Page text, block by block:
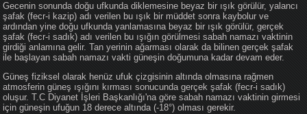
Gecenin sonunda doğu ufkunda diklemesine beyaz bir ışık görülür, yalancı
şafak (fecr-i kazip) adı verilen bu ışık bir müddet sonra kaybolur ve
ardından yine doğu ufkunda yanlamasına beyaz bir ışık görülür, gerçek
şafak (fecr-i sadık) adı verilen bu ışığın görülmesi sabah namazı vaktinin
girdiği anlamına gelir. Tan yerinin ağarması olarak da bilinen gerçek şafak
ile başlayan sabah namazı vakti güneşin doğumuna kadar devam eder.
Güneş fiziksel olarak henüz ufuk çizgisinin altında olmasına rağmen
atmosferin güneş ışığını kırması sonucunda gerçek şafak (fecr-i sadık)
oluşur. T.C Diyanet İşleri Başkanlığı'na göre sabah namazı vaktinin girmesi
için güneşin ufuğun 18 derece altında (-18°) olması gerekir.